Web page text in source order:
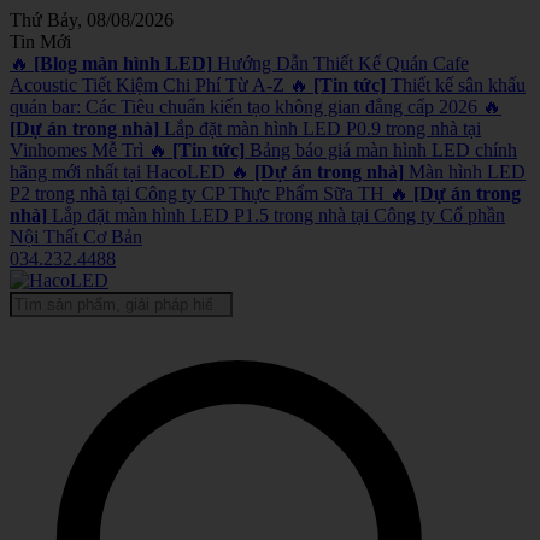
Thứ Bảy, 08/08/2026
Tin Mới
🔥 [Blog màn hình LED] Hướng Dẫn Thiết Kế Quán Cafe
Acoustic Tiết Kiệm Chi Phí Từ A-Z 🔥 [Tin tức] Thiết kế sân khấu
quán bar: Các Tiêu chuẩn kiến tạo không gian đẳng cấp 2026 🔥
[Dự án trong nhà] Lắp đặt màn hình LED P0.9 trong nhà tại
Vinhomes Mễ Trì 🔥 [Tin tức] Bảng báo giá màn hình LED chính
hãng mới nhất tại HacoLED 🔥 [Dự án trong nhà] Màn hình LED
P2 trong nhà tại Công ty CP Thực Phẩm Sữa TH 🔥 [Dự án trong
nhà] Lắp đặt màn hình LED P1.5 trong nhà tại Công ty Cổ phần
Nội Thất Cơ Bản
034.232.4488